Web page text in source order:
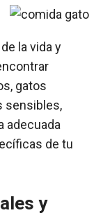
la vida y
gatos
sensibles,
adecuada
de tu
y